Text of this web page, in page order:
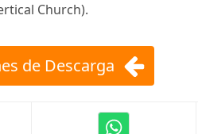
Church).
de Descarga